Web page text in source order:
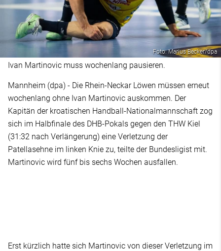
Foto: Marius Becker/dpa
Ivan Martinovic muss wochenlang pausieren.
Mannheim (dpa) - Die Rhein-Neckar Löwen müssen erneut
wochenlang ohne Ivan Martinovic auskommen. Der
Kapitän der kroatischen Handball-Nationalmannschaft zog
sich im Halbfinale des DHB-Pokals gegen den THW Kiel
(31:32 nach Verlängerung) eine Verletzung der
Patellasehne im linken Knie zu, teilte der Bundesligist mit.
Martinovic wird fünf bis sechs Wochen ausfallen.
Erst kürzlich hatte sich Martinovic von dieser Verletzung im